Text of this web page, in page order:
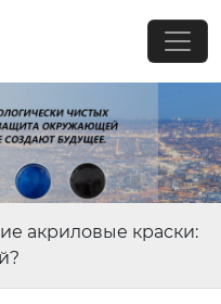
акриловые краски: